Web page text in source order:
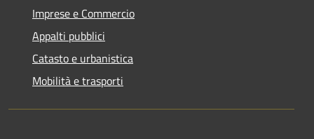
Imprese e Commercio
Appalti pubblici
Catasto e urbanistica
Mobilità e trasporti